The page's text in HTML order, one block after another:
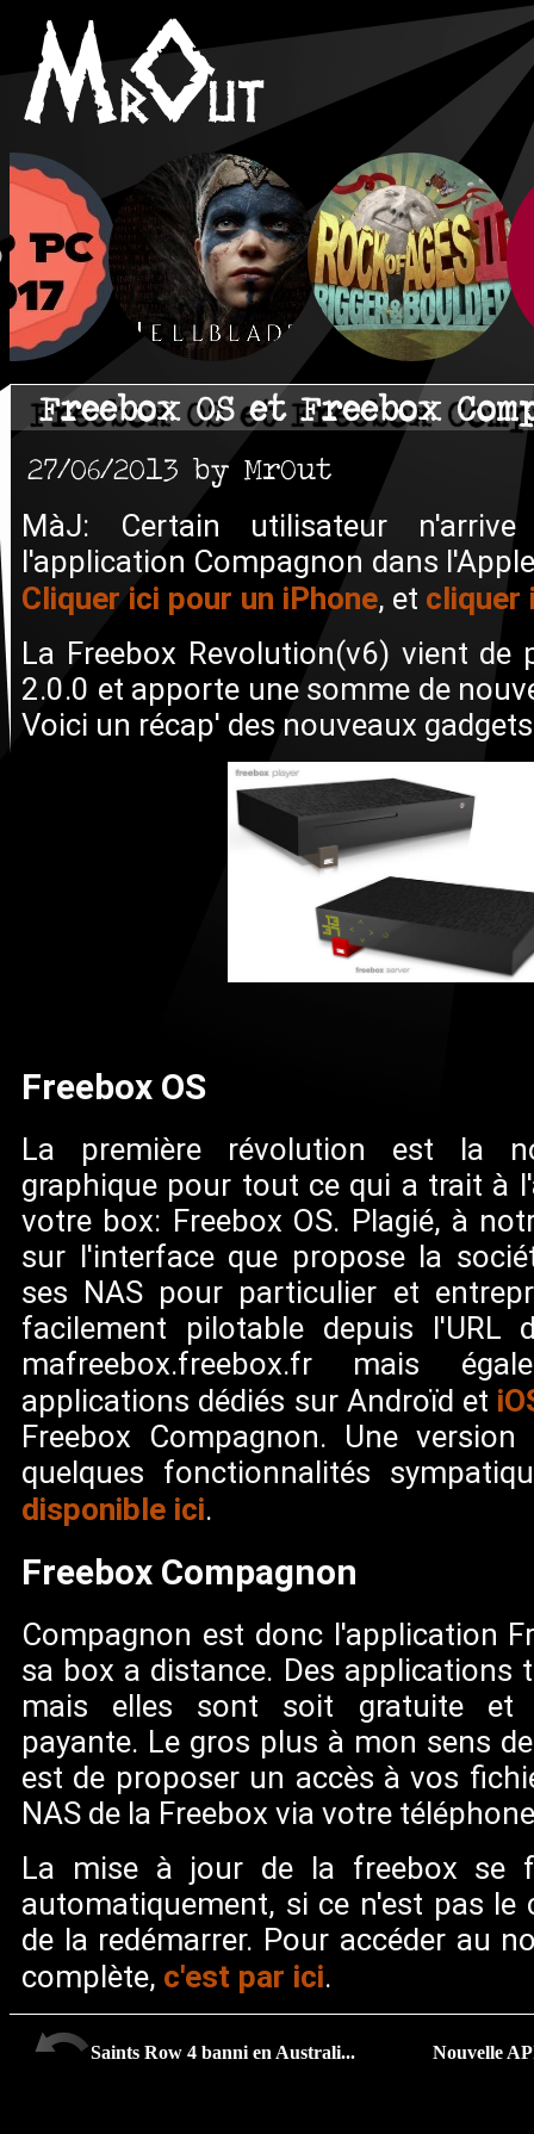
Freebox OS et Freebox
27/06/2013 by MrOut
MàJ: Certain utilisateur
l'application Compagnon dans
Cliquer ici pour un iPhone, et cliquer
La Freebox Revolution(v6) vient de
2.0.0 et apporte une somme de
Voici un récap' des nouveaux
Freebox OS
La première révolution est la
graphique pour tout ce qui a trait à
votre box: Freebox OS. Plagié, à
sur l'interface que propose la
ses NAS pour particulier et
facilement pilotable depuis l'URL
mafreebox.freebox.fr mais
applications dédiés sur Androïd et
Freebox Compagnon. Une
quelques fonctionnalités
disponible ici.
Freebox Compagnon
Compagnon est donc l'application
sa box a distance. Des applications
mais elles sont soit gratuite et
payante. Le gros plus à mon sens
est de proposer un accès à vos
NAS de la Freebox via votre
La mise à jour de la freebox se
automatiquement, si ce n'est pas le
de la redémarrer. Pour accéder au
complète, c'est par ici.
Saints Row 4 banni en Australi... Nouvelle